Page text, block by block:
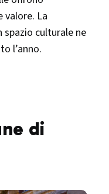
valore. La
culturale ne
l’anno.​
di